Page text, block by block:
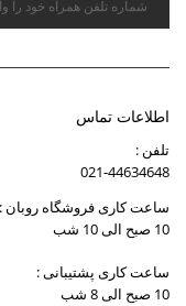
اطلاعات تماس
تلفن :
021-44634648
ساعت کاری فروشگاه روبان :
10 صبح الی 10 شب
ساعت کاری پشتیبانی :
10 صبح الی 8 شب